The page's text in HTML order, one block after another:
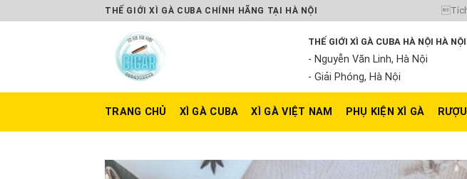
to
THẾ GIỚI XÌ GÀ CUBA CHÍNH HÃNG TẠI HÀ NỘI
THẾ GIỚI XÌ GÀ CUBA HÀ NỘI HÀ NỘI
- Nguyễn Văn Linh, Hà Nội
- Giải Phóng, Hà Nội
TRANG CHỦ XÌ GÀ CUBA XÌ GÀ VIỆT NAM PHỤ KIỆN XÌ GÀ